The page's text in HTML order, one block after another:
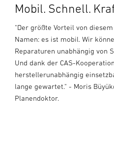
Mobil. Schnell.
"Der größte Vorteil von diesem
Namen: es ist mobil. Wir
Reparaturen unabhängig von
Und dank der CAS-Kooperation
herstellerunabhängig
lange gewartet." - Moris
Planendoktor.